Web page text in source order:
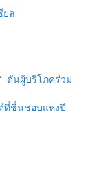
ยล
ดันผู้บริโภคร่วม
ที่ชื่นชอบแห่งปี